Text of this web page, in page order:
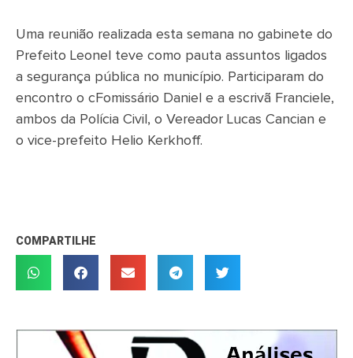
Uma reunião realizada esta semana no gabinete do
Prefeito Leonel teve como pauta assuntos ligados
a segurança pública no município. Participaram do
encontro o cFomissário Daniel e a escrivã Franciele,
ambos da Polícia Civil, o Vereador Lucas Cancian e
o vice-prefeito Helio Kerkhoff.
COMPARTILHE